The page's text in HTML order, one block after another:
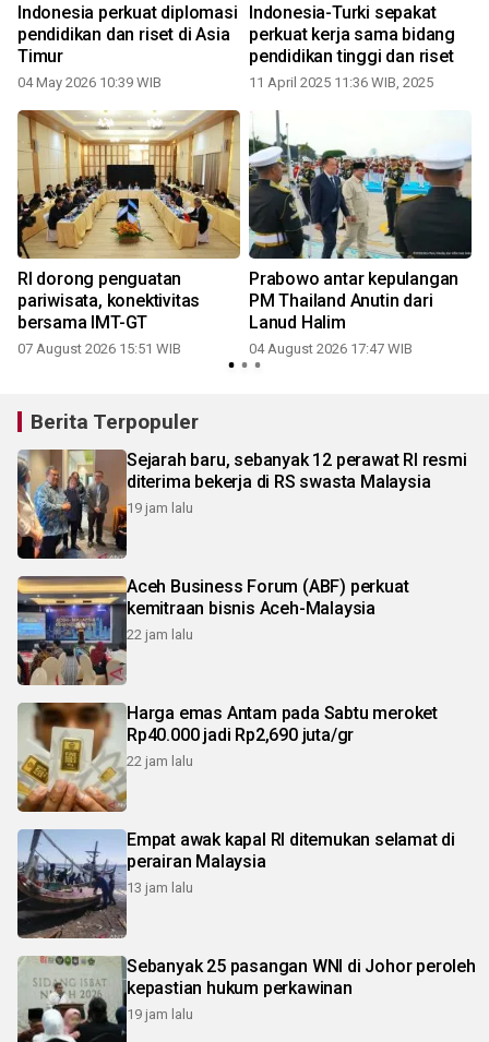
Indonesia perkuat diplomasi
pendidikan dan riset di Asia
Timur
04 May 2026 10:39 WIB
Indonesia-Turki sepakat
perkuat kerja sama bidang
pendidikan tinggi dan riset
11 April 2025 11:36 WIB, 2025
RI dorong penguatan
pariwisata, konektivitas
bersama IMT-GT
07 August 2026 15:51 WIB
Prabowo antar kepulangan
PM Thailand Anutin dari
Lanud Halim
04 August 2026 17:47 WIB
Berita Terpopuler
Sejarah baru, sebanyak 12 perawat RI resmi
diterima bekerja di RS swasta Malaysia
19 jam lalu
Aceh Business Forum (ABF) perkuat
kemitraan bisnis Aceh-Malaysia
22 jam lalu
Harga emas Antam pada Sabtu meroket
Rp40.000 jadi Rp2,690 juta/gr
22 jam lalu
Empat awak kapal RI ditemukan selamat di
perairan Malaysia
13 jam lalu
Sebanyak 25 pasangan WNI di Johor peroleh
kepastian hukum perkawinan
19 jam lalu